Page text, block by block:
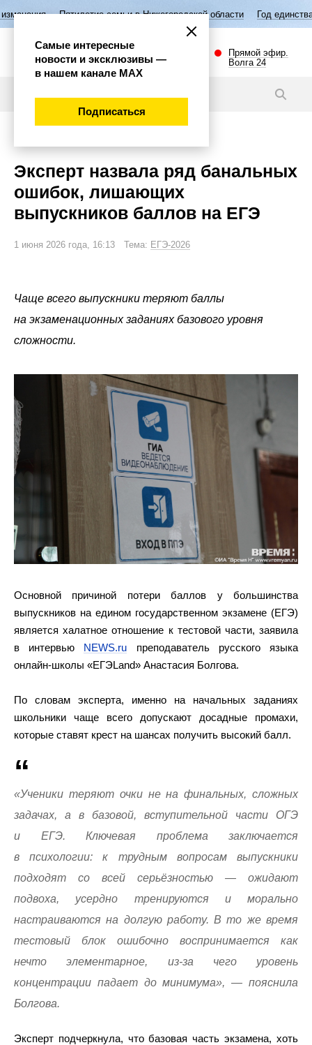
семьи в Нижегородской области Год единства народов России
Прямой эфир.
Волга 24
Эксперт назвала ряд банальных
ошибок, лишающих
выпускников баллов на ЕГЭ
1 июня 2026 года, 16:13 Тема: ЕГЭ-2026
Чаще всего выпускники теряют баллы
на экзаменационных заданиях базового уровня
сложности.
Основной причиной потери баллов у большинства
выпускников на едином государственном экзамене (ЕГЭ)
является халатное отношение к тестовой части, заявила
в интервью NEWS.ru преподаватель русского языка
онлайн-школы «ЕГЭLand» Анастасия Болгова.
По словам эксперта, именно на начальных заданиях
школьники чаще всего допускают досадные промахи,
которые ставят крест на шансах получить высокий балл.
«Ученики теряют очки не на финальных, сложных
задачах, а в базовой, вступительной части ОГЭ
и ЕГЭ. Ключевая проблема заключается
в психологии: к трудным вопросам выпускники
подходят со всей серьёзностью — ожидают
подвоха, усердно тренируются и морально
настраиваются на долгую работу. В то же время
тестовый блок ошибочно воспринимается как
нечто элементарное, из-за чего уровень
концентрации падает до минимума», — пояснила
Болгова.
Эксперт подчеркнула, что базовая часть экзамена, хоть
Самые интересные
новости и эксклюзивы —
в нашем канале МАХ
Подписаться